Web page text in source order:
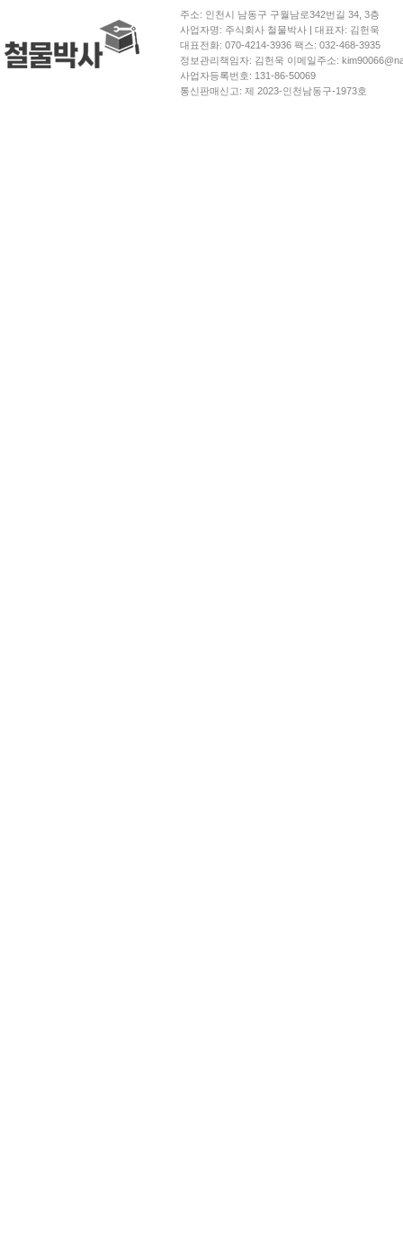
주소: 인천시 남동구 구월남로342번길 34, 3층
사업자명: 주식회사 철물박사 | 대표자: 김헌욱
대표전화: 070-4214-3936 팩스: 032-468-3935
정보관리책임자: 김헌욱 이메일주소:
사업자등록번호: 131-86-50069
통신판매신고: 제 2023-인천남동구-1973호